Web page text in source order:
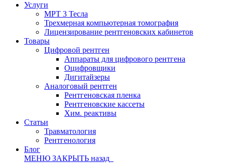
Услуги
МРТ 3 Тесла
Трехмерная компьютерная томография
Лицензирование рентгеновских кабинетов
Товары
Цифровой рентген
Аппараты для цифрового рентгена
Оцифровщики
Дигитайзеры
Аналоговый рентген
Рентгеновская пленка
Рентгеновские кассеты
Хим. реактивы
Статьи
Травматология
Рентгенология
Блог
МЕНЮ ЗАКРЫТЬ назад